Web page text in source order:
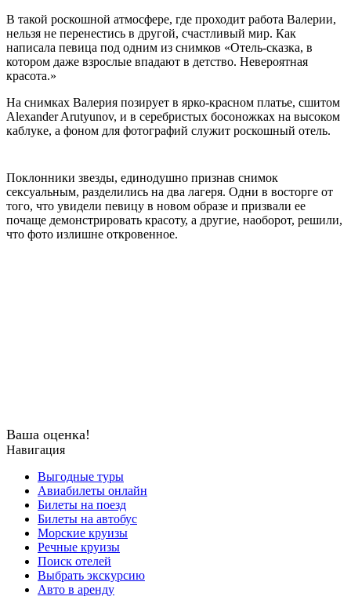
В такой роскошной атмосфере, где проходит работа Валерии,
нельзя не перенестись в другой, счастливый мир. Как
написала певица под одним из снимков «Отель-сказка, в
котором даже взрослые впадают в детство. Невероятная
красота.»
На снимках Валерия позирует в ярко-красном платье, сшитом
Alexander Arutyunov, и в серебристых босоножках на высоком
каблуке, а фоном для фотографий служит роскошный отель.
Поклонники звезды, единодушно признав снимок
сексуальным, разделились на два лагеря. Одни в восторге от
того, что увидели певицу в новом образе и призвали ее
почаще демонстрировать красоту, а другие, наоборот, решили,
что фото излишне откровенное.
Ваша оценка!
Навигация
Выгодные туры
Авиабилеты онлайн
Билеты на поезд
Билеты на автобус
Морские круизы
Речные круизы
Поиск отелей
Выбрать экскурсию
Авто в аренду